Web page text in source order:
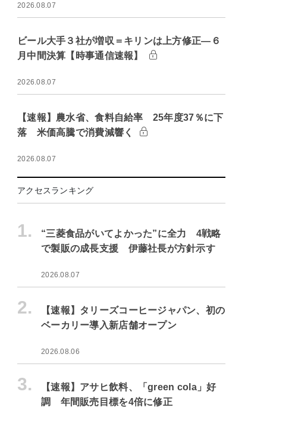
2026.08.07
ビール大手３社が増収＝キリンは上方修正―６
月中間決算【時事通信速報】
2026.08.07
【速報】農水省、食料自給率 25年度37％に下
落 米価高騰で消費減響く
2026.08.07
アクセスランキング
1.
“三菱食品がいてよかった”に全力 4戦略
で製販の成長支援 伊藤社長が方針示す
2026.08.07
2.
【速報】タリーズコーヒージャパン、初の
ベーカリー導入新店舗オープン
2026.08.06
3.
【速報】アサヒ飲料、「green cola」好
調 年間販売目標を4倍に修正